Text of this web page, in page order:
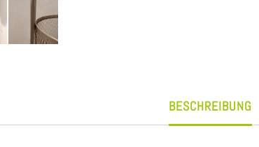
BESCHREIBUNG